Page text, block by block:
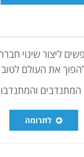
ליצור שינוי
את העולם לטוב
לתרומה